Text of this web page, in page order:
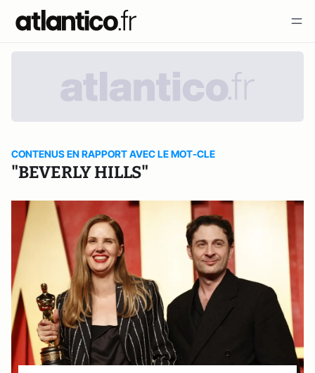
CONTENUS EN RAPPORT AVEC LE MOT-CLE
"BEVERLY HILLS"